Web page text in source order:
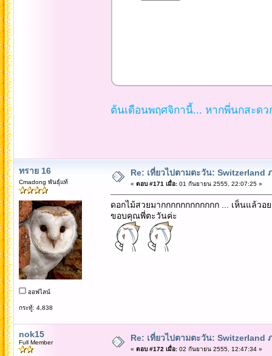
ต้นเดือนพฤศจิกานี้... หากพี่นกสะด
ทราย 16
Cmadong พันธุ์แท้
ออฟไลน์
กระทู้: 4,838
Re: เที่ยวไปตามตะวัน: Switzerland
« ตอบ #171 เมื่อ:01 กันยายน 2555, 22:07:25 »
ดอกไม้สวยมากกกกกกกกกกกก ... เห็นแล้วอ
ขอบคุณพี่ตะวันค่ะ
nok15
Full Member Re: เที่ยวไปตามตะวัน: Switzerland
« ตอบ #172 เมื่อ:02 กันยายน 2555, 12:47:34 »